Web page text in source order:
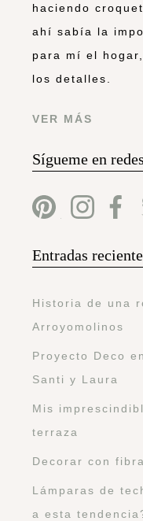
haciendo
ahí sabía la
para mí el
los detalles.
VER MÁS
Sígueme en redes
Entradas
Historia de una
Arroyomolinos
Proyecto Deco
Santi y Laura
Mis
terraza
Decorar con
Lámparas de
a esta